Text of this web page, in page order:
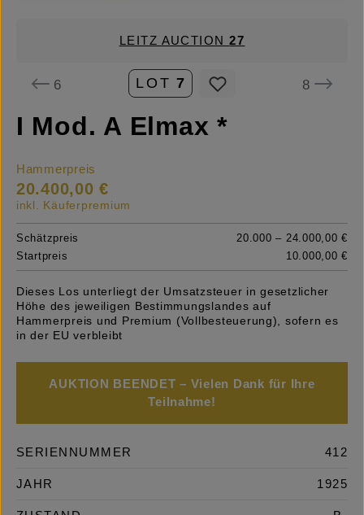
LEITZ AUCTION27
6 LOT 7 8
I Mod. A Elmax *
Hammerpreis
20.400,00 €
inkl. Käuferpremium
Schätzpreis
20.000 – 24.000,00 €
Startpreis
10.000,00 €
Dieses Los unterliegt der Umsatzsteuer in gesetzlicher
Höhe des jeweiligen Bestimmungslandes auf
Hammerpreis und Premium (Vollbesteuerung), sofern es
in der EU verbleibt
AUKTION BEENDET – Vielen Dank für Ihre
Teilnahme!
SERIENNUMMER 412
JAHR 1925